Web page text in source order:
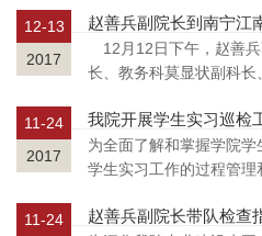
和电气类、机械类部分毕
2018年毕业生双选会”，
12-13
2017
赵善兵副院长到南宁江
12月12日下午，赵善
长、教务科莫显状副科
过与学生、现场驻点教师
细了解学生的工作、学
11-24
2017
我院开展学生实习巡检
为全面了解和掌握学院
学生实习工作的过程管
了学生实习巡检工作。
11-24 赵善兵副院长带队检查